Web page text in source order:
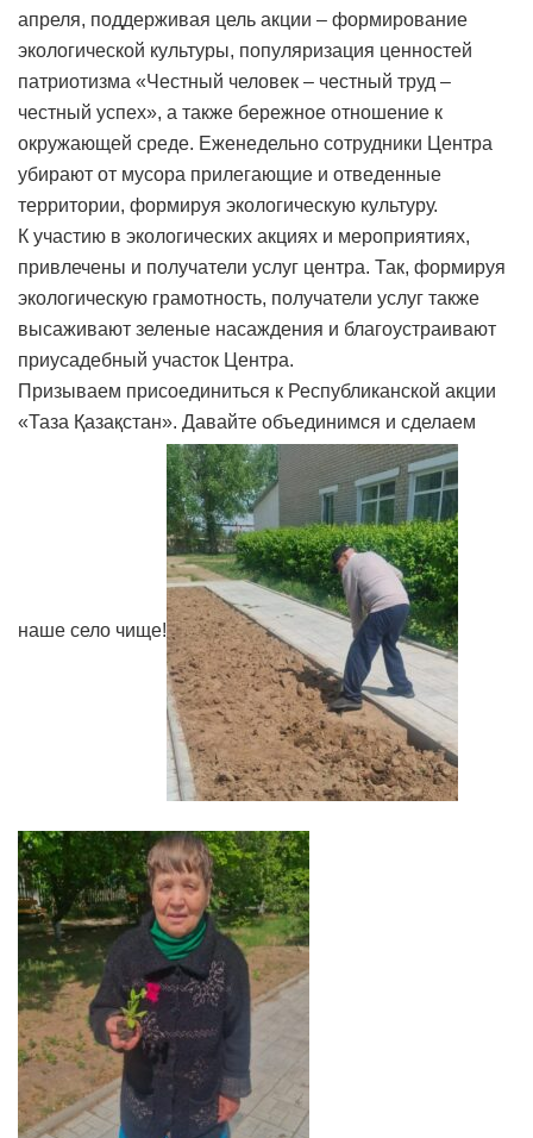
апреля, поддерживая цель акции – формирование
экологической культуры, популяризация ценностей
патриотизма «Честный человек – честный труд –
честный успех», а также бережное отношение к
окружающей среде. Еженедельно сотрудники Центра
убирают от мусора прилегающие и отведенные
территории, формируя экологическую культуру.
К участию в экологических акциях и мероприятиях,
привлечены и получатели услуг центра. Так, формируя
экологическую грамотность, получатели услуг также
высаживают зеленые насаждения и благоустраивают
приусадебный участок Центра.
Призываем присоединиться к Республиканской акции
«Таза Қазақстан». Давайте объединимся и сделаем
наше село чище!